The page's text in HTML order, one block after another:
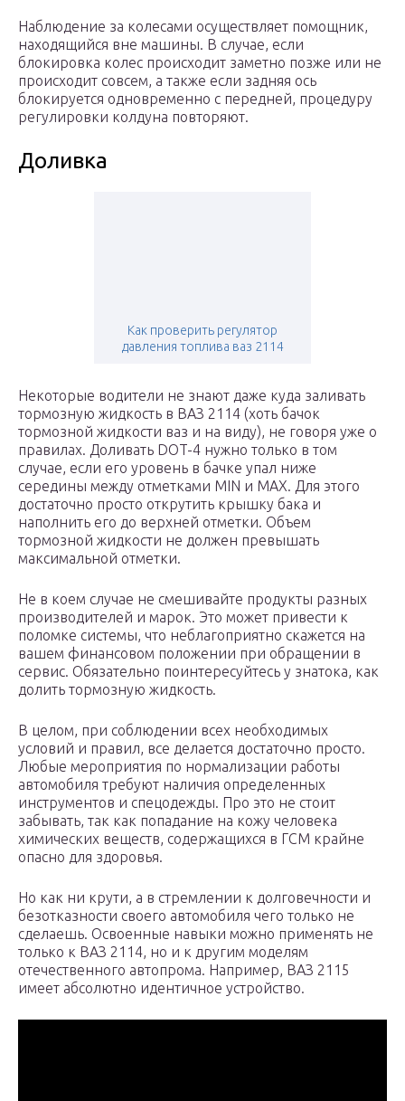
Наблюдение за колесами осуществляет помощник,
находящийся вне машины. В случае, если
блокировка колес происходит заметно позже или не
происходит совсем, а также если задняя ось
блокируется одновременно с передней, процедуру
регулировки колдуна повторяют.
Доливка
Как проверить регулятор
давления топлива ваз 2114
Некоторые водители не знают даже куда заливать
тормозную жидкость в ВАЗ 2114 (хоть бачок
тормозной жидкости ваз и на виду), не говоря уже о
правилах. Доливать DOT-4 нужно только в том
случае, если его уровень в бачке упал ниже
середины между отметками MIN и MAX. Для этого
достаточно просто открутить крышку бака и
наполнить его до верхней отметки. Объем
тормозной жидкости не должен превышать
максимальной отметки.
Не в коем случае не смешивайте продукты разных
производителей и марок. Это может привести к
поломке системы, что неблагоприятно скажется на
вашем финансовом положении при обращении в
сервис. Обязательно поинтересуйтесь у знатока, как
долить тормозную жидкость.
В целом, при соблюдении всех необходимых
условий и правил, все делается достаточно просто.
Любые мероприятия по нормализации работы
автомобиля требуют наличия определенных
инструментов и спецодежды. Про это не стоит
забывать, так как попадание на кожу человека
химических веществ, содержащихся в ГСМ крайне
опасно для здоровья.
Но как ни крути, а в стремлении к долговечности и
безотказности своего автомобиля чего только не
сделаешь. Освоенные навыки можно применять не
только к ВАЗ 2114, но и к другим моделям
отечественного автопрома. Например, ВАЗ 2115
имеет абсолютно идентичное устройство.